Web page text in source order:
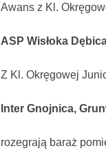
Awans z Kl.
ASP Wisłoka
Z Kl. Okręgowej
Inter Gnojnica,
rozegrają baraż